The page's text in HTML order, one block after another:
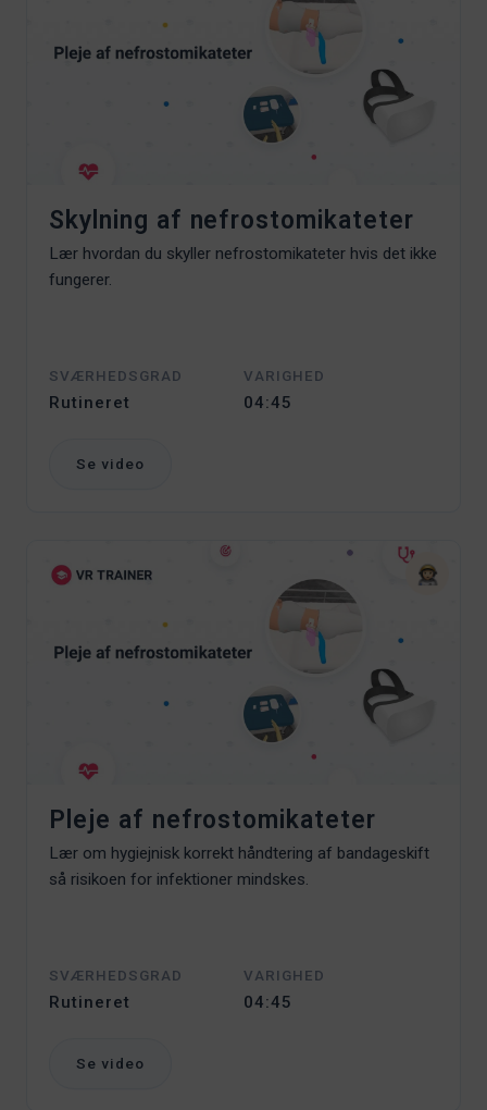
Skylning af nefrostomikateter
Lær hvordan du skyller nefrostomikateter hvis det ikke
fungerer.
SVÆRHEDSGRAD
Rutineret
VARIGHED
04:45
Se video
Pleje af nefrostomikateter
Lær om hygiejnisk korrekt håndtering af bandageskift
så risikoen for infektioner mindskes.
SVÆRHEDSGRAD
Rutineret
VARIGHED
04:45
Se video